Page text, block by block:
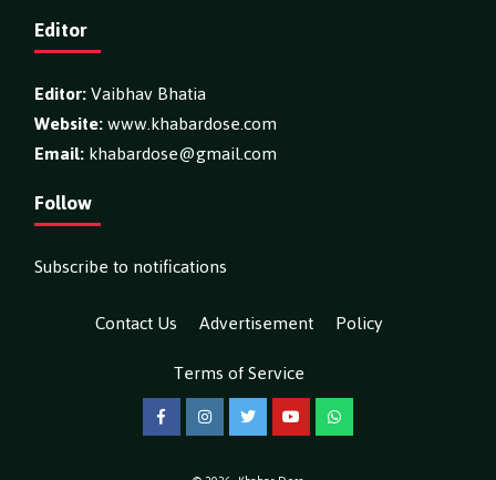
Editor
Editor:Vaibhav Bhatia
Website:www.khabardose.com
Email:khabardose@gmail.com
Follow
Subscribe to notifications
Contact Us
Advertisement
Policy
Terms of Service
FacebookInstagramTwitterYouTubeWhatsApp